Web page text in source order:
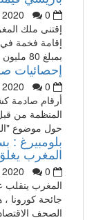
2020
0
إقتنى ملك
إقامة فخمة في
بمبلغ 80 مليون يورو ...
إحصائيات
2020
0
أرقام صادمة
المنظمة من قبل
حول موضوع
المغرب
2020
0
المغرب ينقلب
جائحة كورونا ،
الصحف